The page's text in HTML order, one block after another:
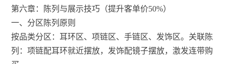
第六章：陈列与展示技巧（提升客单价50%）
一、分区陈列原则
按品类分区：耳环区、项链区、手链区、发饰区。关联陈
列：项链配耳环就近摆放，发饰配镜子摆放，激发连带购